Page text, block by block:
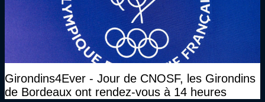
Girondins4Ever - Jour de CNOSF, les Girondins
de Bordeaux ont rendez-vous à 14 heures